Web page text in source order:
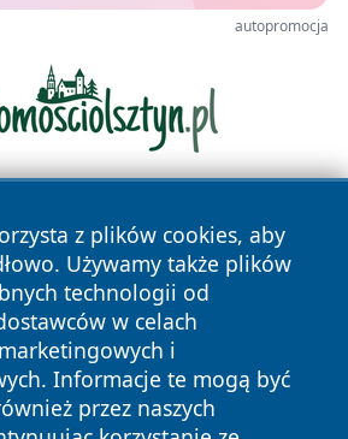
autopromocja
z plików cookies, aby
Używamy także plików
technologii od
w celach
i
Informacje te mogą być
przez naszych
Wszystkie prawa zastrzeżone.